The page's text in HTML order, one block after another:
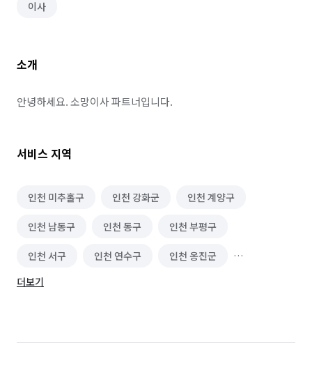
이사
소개
안녕하세요. 소망이사 파트너입니다.
서비스 지역
인천 미추홀구 인천 강화군 인천 계양구
인천 남동구 인천 동구 인천 부평구
인천 서구 인천 연수구 인천 옹진군
인천 중구
더보기